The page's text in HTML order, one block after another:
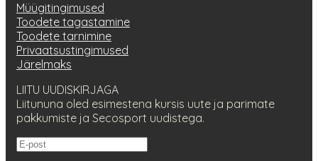
Müügitingimused
Toodete tagastamine
Toodete tarnimine
Privaatsustingimused
Järelmaks
LIITU UUDISKIRJAGA
Liitununa oled esimestena kursis uute ja parimate
pakkumiste ja Secosport uudistega.